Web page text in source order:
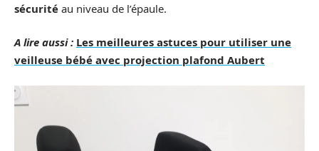
sécurité au niveau de l’épaule.
A lire aussi : Les meilleures astuces pour utiliser une
veilleuse bébé avec projection plafond Aubert